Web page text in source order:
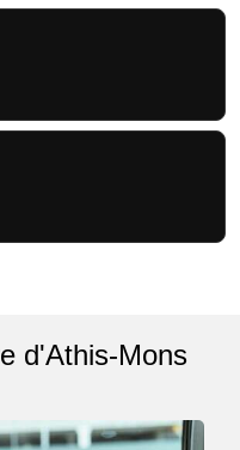
d'Athis-Mons